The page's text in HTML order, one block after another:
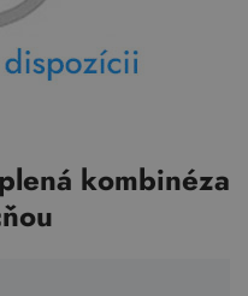
kombinéza